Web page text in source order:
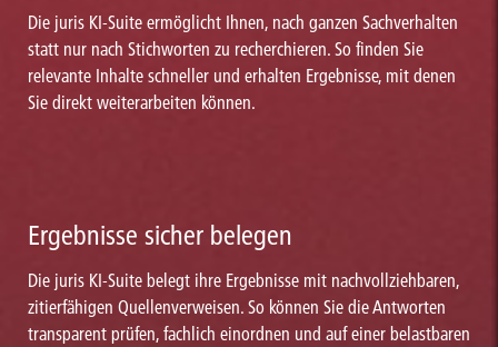
Die juris KI-Suite ermöglicht Ihnen, nach ganzen Sachverhalten
statt nur nach Stichworten zu recherchieren. So finden Sie
relevante Inhalte schneller und erhalten Ergebnisse, mit denen
Sie direkt weiterarbeiten können.
Ergebnisse sicher belegen
Die juris KI-Suite belegt ihre Ergebnisse mit nachvollziehbaren,
zitierfähigen Quellenverweisen. So können Sie die Antworten
transparent prüfen, fachlich einordnen und auf einer belastbaren